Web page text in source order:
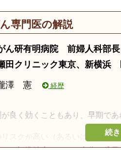
専門医の解説
ん研有明病院 前婦人科部長
田クリニック東京、新横浜
澤 憲 経歴
良く効くこともあり、早期で
リスクが高い（あるいは既に再
、標準治療だけでは十分な成
続